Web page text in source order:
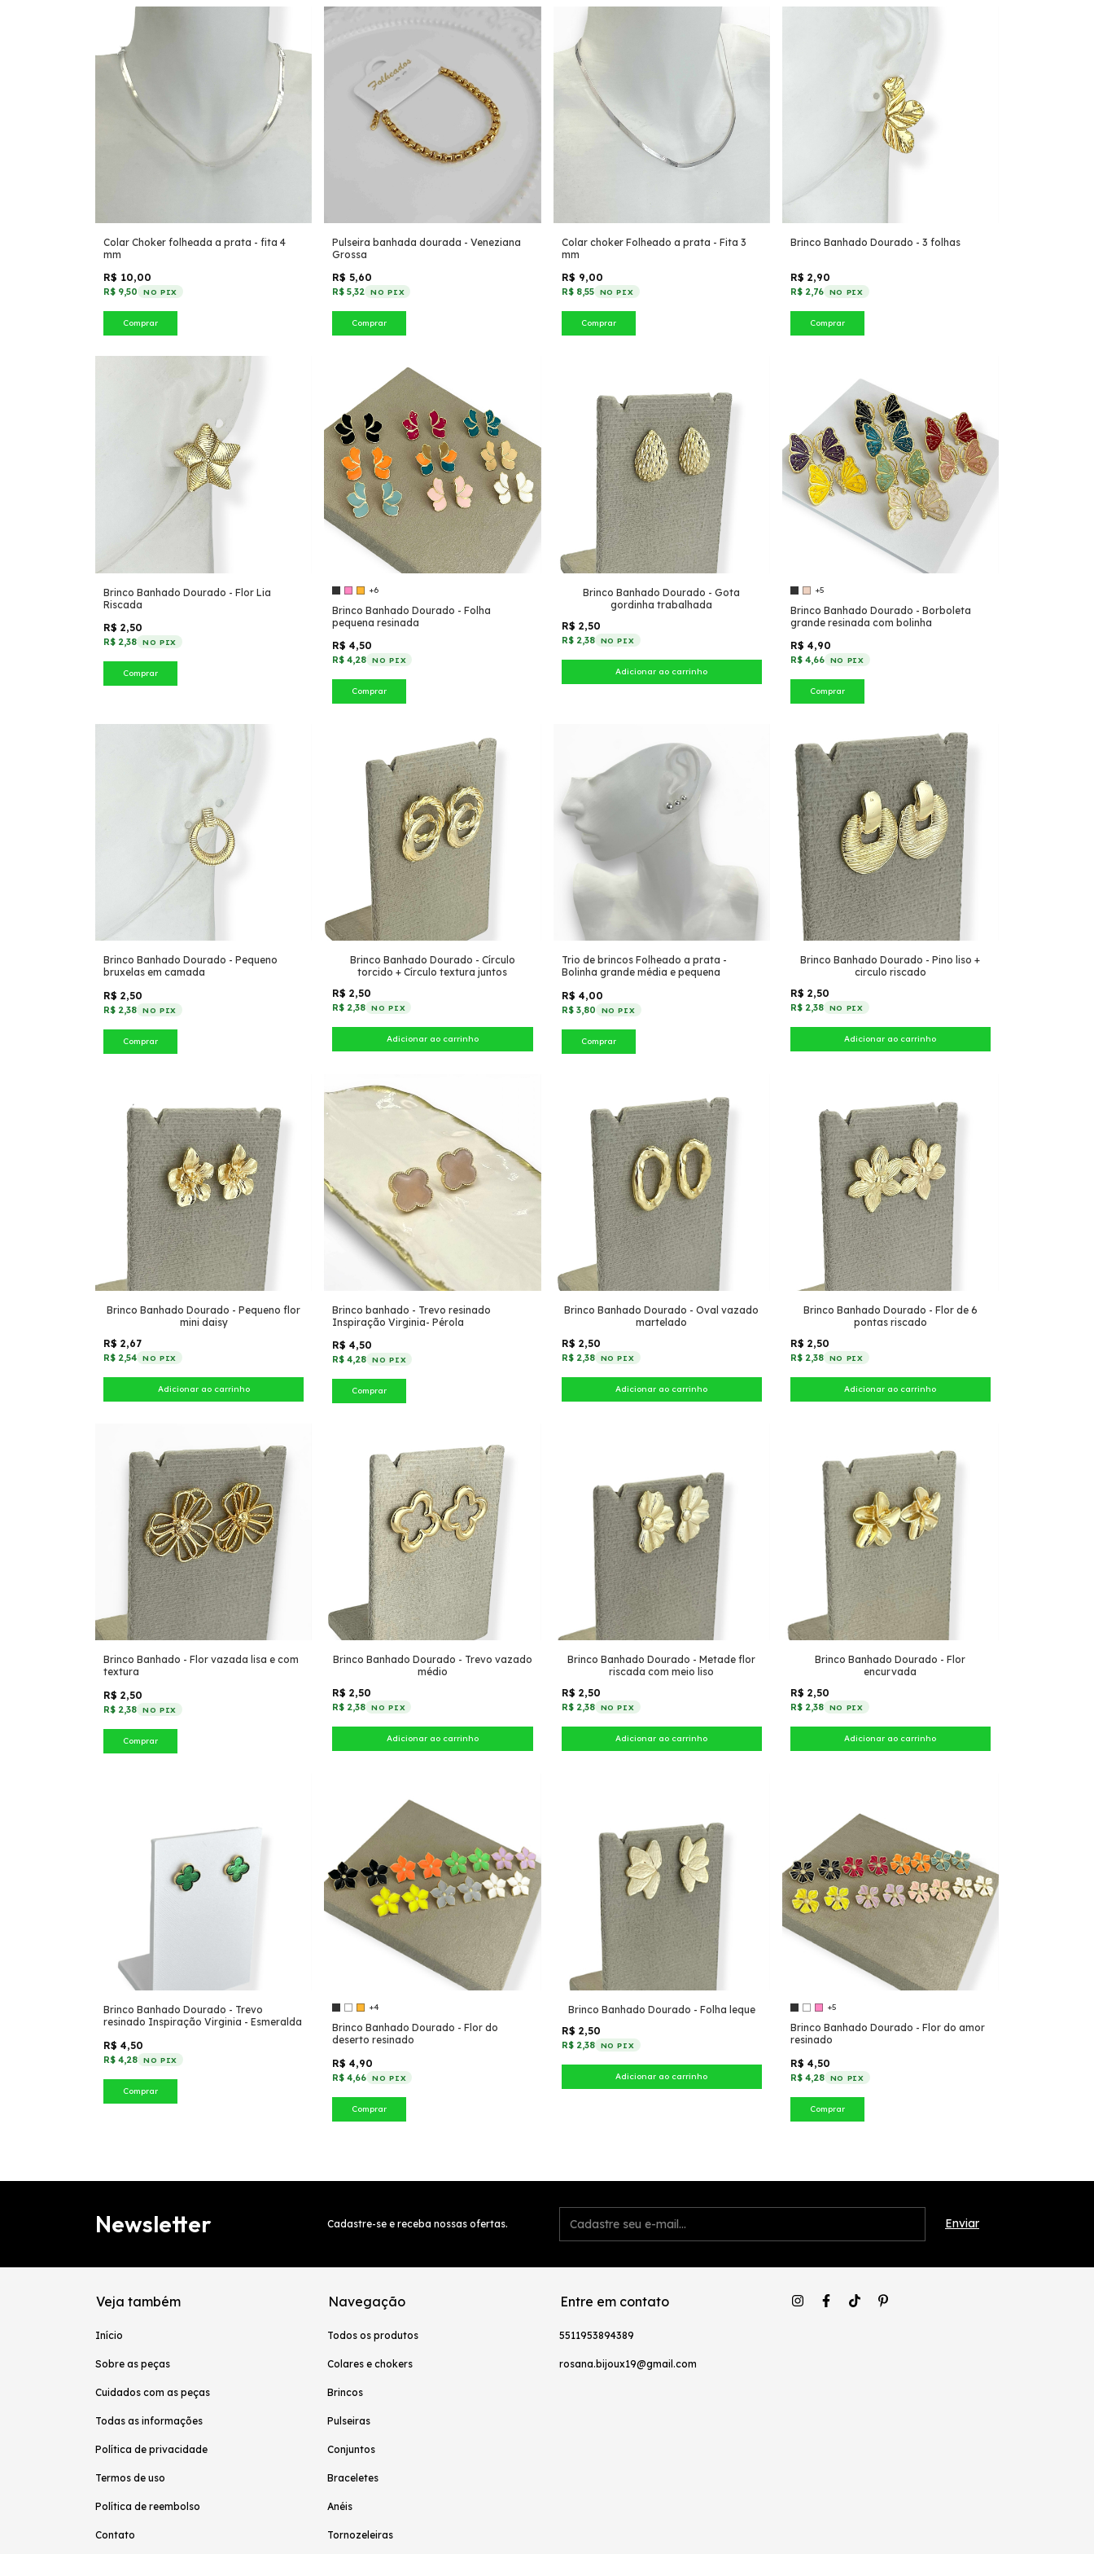
Colar Choker folheada a prata - fita 4
mm
R$ 10,00
R$ 9,50 NO PIX
Comprar
Pulseira banhada dourada - Veneziana
Grossa
R$ 5,60
R$ 5,32 NO PIX
Comprar
Colar choker Folheado a prata - Fita 3
mm
R$ 9,00
R$ 8,55 NO PIX
Comprar
Brinco Banhado Dourado - 3 folhas
R$ 2,90
R$ 2,76 NO PIX
Comprar
Brinco Banhado Dourado - Flor Lia
Riscada
R$ 2,50
R$ 2,38 NO PIX
Comprar
+6
Brinco Banhado Dourado - Folha
pequena resinada
R$ 4,50
R$ 4,28 NO PIX
Comprar
Brinco Banhado Dourado - Gota
gordinha trabalhada
R$ 2,50
R$ 2,38 NO PIX
+5
Brinco Banhado Dourado - Borboleta
grande resinada com bolinha
R$ 4,90
R$ 4,66 NO PIX
Comprar
Brinco Banhado Dourado - Pequeno
bruxelas em camada
R$ 2,50
R$ 2,38 NO PIX
Comprar
Brinco Banhado Dourado - Círculo
torcido + Círculo textura juntos
R$ 2,50
R$ 2,38 NO PIX
Trio de brincos Folheado a prata -
Bolinha grande média e pequena
R$ 4,00
R$ 3,80 NO PIX
Comprar
Brinco Banhado Dourado - Pino liso +
circulo riscado
R$ 2,50
R$ 2,38 NO PIX
Brinco Banhado Dourado - Pequeno flor
mini daisy
R$ 2,67
R$ 2,54 NO PIX
Brinco banhado - Trevo resinado
Inspiração Virginia- Pérola
R$ 4,50
R$ 4,28 NO PIX
Comprar
Brinco Banhado Dourado - Oval vazado
martelado
R$ 2,50
R$ 2,38 NO PIX
Brinco Banhado Dourado - Flor de 6
pontas riscado
R$ 2,50
R$ 2,38 NO PIX
Brinco Banhado - Flor vazada lisa e com
textura
R$ 2,50
R$ 2,38 NO PIX
Comprar
Brinco Banhado Dourado - Trevo vazado
médio
R$ 2,50
R$ 2,38 NO PIX
Brinco Banhado Dourado - Metade flor
riscada com meio liso
R$ 2,50
R$ 2,38 NO PIX
Brinco Banhado Dourado - Flor
encurvada
R$ 2,50
R$ 2,38 NO PIX
Brinco Banhado Dourado - Trevo
resinado Inspiração Virginia - Esmeralda
R$ 4,50
R$ 4,28 NO PIX
Comprar
+4
Brinco Banhado Dourado - Flor do
deserto resinado
R$ 4,90
R$ 4,66 NO PIX
Comprar
Brinco Banhado Dourado - Folha leque
R$ 2,50
R$ 2,38 NO PIX
+5
Brinco Banhado Dourado - Flor do amor
resinado
R$ 4,50
R$ 4,28 NO PIX
Comprar
Newsletter Cadastre-se e receba nossas ofertas.
Veja também
Início
Sobre as peças
Cuidados com as peças
Todas as informações
Política de privacidade
Termos de uso
Política de reembolso
Contato
Navegação
Todos os produtos
Colares e chokers
Brincos
Pulseiras
Conjuntos
Braceletes
Anéis
Tornozeleiras
Entre em contato
5511953894389
rosana.bijoux19@gmail.com